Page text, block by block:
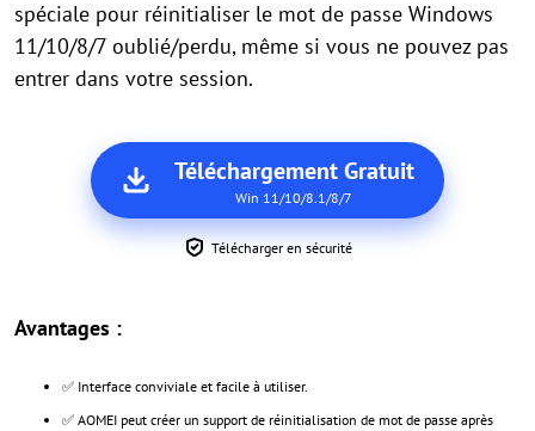
spéciale pour réinitialiser le mot de passe Windows
11/10/8/7 oublié/perdu, même si vous ne pouvez pas
entrer dans votre session.
Téléchargement Gratuit
Win 11/10/8.1/8/7
Télécharger en sécurité
Avantages :
✅ Interface conviviale et facile à utiliser.
✅ AOMEI peut créer un support de réinitialisation de mot de passe après